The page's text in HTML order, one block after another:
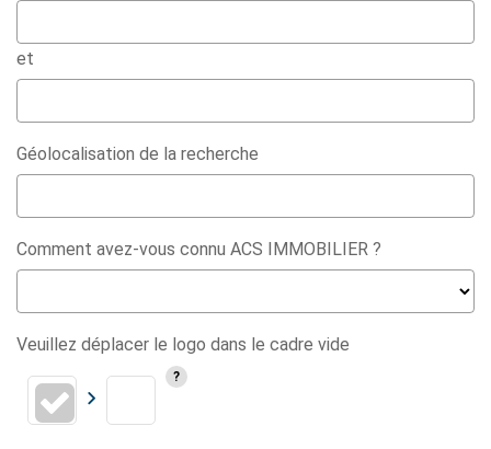
et
Géolocalisation de la recherche
Comment avez-vous connu ACS IMMOBILIER ?
Veuillez déplacer le logo dans le cadre vide